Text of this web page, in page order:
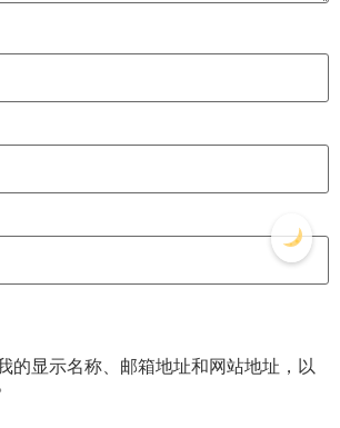
的显示名称、邮箱地址和网站地址，以